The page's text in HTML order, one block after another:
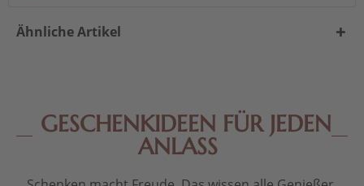
Ähnliche Artikel
GESCHENKIDEEN FÜR JEDEN
ANLASS